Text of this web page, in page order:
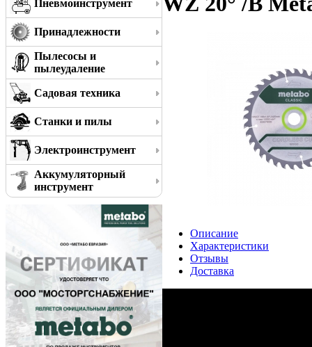
Пневмоинструмент
Принадлежности
Пылесосы и
пылеудаление
Садовая техника
Станки и пилы
Электроинструмент
Аккумуляторный
инструмент
Описание
Характеристики
Отзывы
Доставка